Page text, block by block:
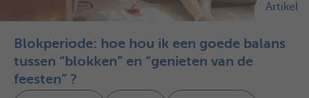
Artikel
Blokperiode: hoe hou ik een goede balans
tussen “blokken” en “genieten van de
feesten” ?